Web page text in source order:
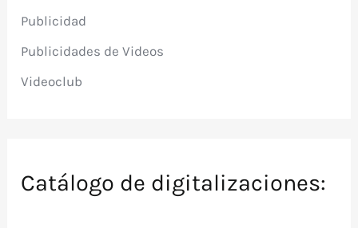
Publicidad
Publicidades de Videos
Videoclub
Catálogo de digitalizaciones: